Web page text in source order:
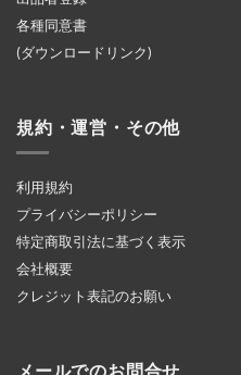
各種同意書
(ダウンロードリンク)
規約・運営・その他
利用規約
プライバシーポリシー
特定商取引法に基づく表示
会社概要
クレジット表記のお願い
メールでのお問合せ